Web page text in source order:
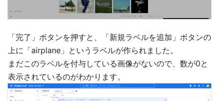
「完了」ボタンを押すと、「新規ラベルを追加」ボタンの
上に「airplane」というラベルが作られました。
まだこのラベルを付与している画像がないので、数が0と
表示されているのがわかります。